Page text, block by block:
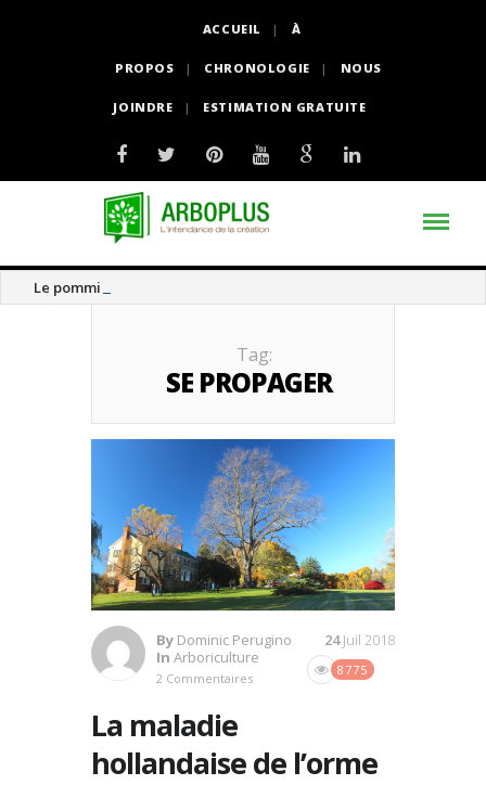
ACCUEIL À
PROPOS CHRONOLOGIE NOUS
JOINDRE ESTIMATION GRATUITE
Le pommier thé
Tag:
SE PROPAGER
By Dominic Perugino
In Arboriculture
2 Commentaires
8775
24Juil 2018
La maladie
hollandaise de l’orme